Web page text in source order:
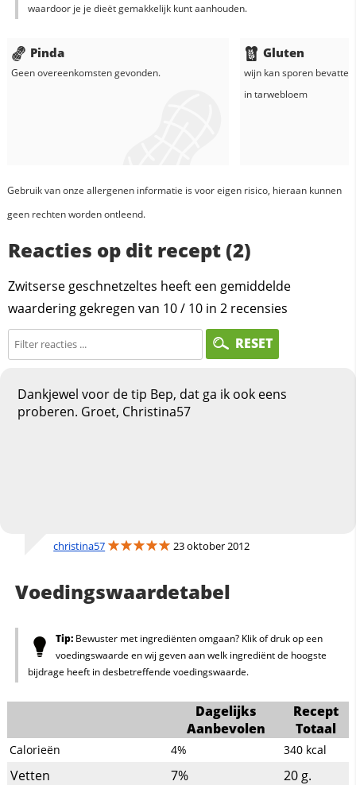
waardoor je je dieët gemakkelijk kunt aanhouden.
Pinda
Geen overeenkomsten gevonden.
Gluten
wijnkan sporen
intarwebloem
Gebruik van onze allergenen informatie is voor eigen risico, hieraan kunnen
geen rechten worden ontleend.
Reacties op dit recept (2)
Zwitserse geschnetzeltes heeft een gemiddelde
waardering gekregen van 10/ 10 in 2 recensies
RESET
Dankjewel voor de tip Bep, dat ga ik ook eens
proberen. Groet, Christina57
christina57 23 oktober 2012
Voedingswaardetabel
Tip:Bewuster met ingrediënten omgaan? Klik of druk op een
voedingswaarde en wij geven aan welk ingrediënt de hoogste
bijdrage heeft in desbetreffende voedingswaarde.
Dagelijks
Aanbevolen
Recept
Totaal
Calorieën 4% 340 kcal
Vetten 7% 20 g.